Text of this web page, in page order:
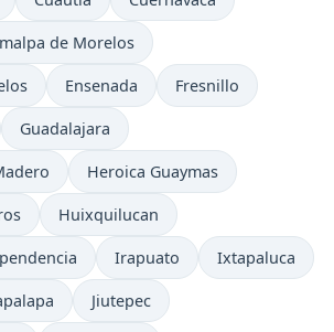
de Morelos
Ensenada Fresnillo
Guadalajara
Heroica Guaymas
Huixquilucan
Irapuato Ixtapaluca
Jiutepec